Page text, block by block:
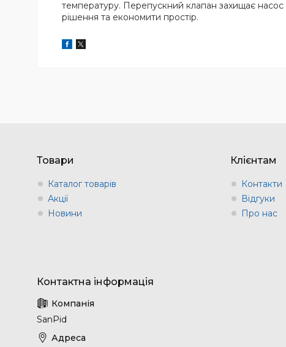
температуру. Перепускний клапан захищає насос
рішення та економити простір.
Товари
Каталог товарів
Акції
Новини
Клієнтам
Контакти
Відгуки
Про нас
SanPid